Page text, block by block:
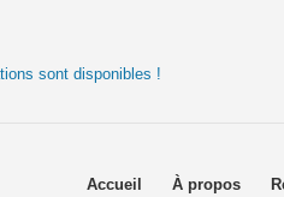
sont disponibles !
Accueil À propos